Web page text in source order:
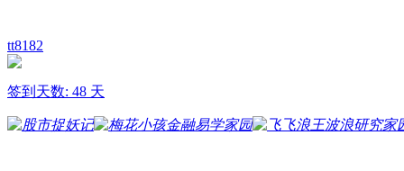
tt8182
签到天数: 48 天